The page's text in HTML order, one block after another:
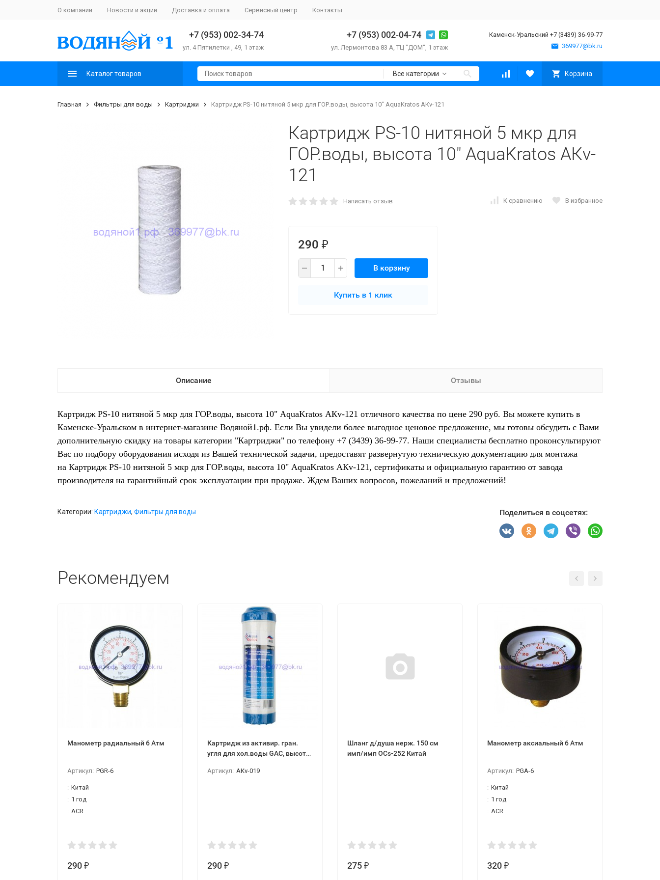
О компании Новости и акции Доставка и оплата Сервисный центр Контакты
+7 (953) 002-34-74
ул. 4 Пятилетки , 49, 1 этаж
+7 (953) 002-04-74
ул. Лермонтова 83 А, ТЦ "ДОМ", 1 этаж
Каменск-Уральский +7 (3439) 36-99-77
369977@bk.ru
Каталог товаров Все категории Корзина
Главная Фильтры для воды Картриджи Картридж PS-10 нитяной 5 мкр для ГОР.воды, высота 10" AquaKratos АКv-121
Картридж PS-10 нитяной 5 мкр для
ГОР.воды, высота 10" AquaKratos АКv-
121
Написать отзыв К сравнению В избранное
290 ₽
В корзину
Купить в 1 клик
Описание Отзывы
Картридж PS-10 нитяной 5 мкр для ГОР.воды, высота 10" AquaKratos АКv-121 отличного качества по цене 290 руб. Вы можете купить в
Каменске-Уральском в интернет-магазине Водяной1.рф. Если Вы увидели более выгодное ценовое предложение, мы готовы обсудить с Вами
дополнительную скидку на товары категории "Картриджи" по телефону +7 (3439) 36-99-77. Наши специалисты бесплатно проконсультируют
Вас по подбору оборудования исходя из Вашей технической задачи, предоставят развернутую техническую документацию для монтажа
на Картридж PS-10 нитяной 5 мкр для ГОР.воды, высота 10" AquaKratos АКv-121, сертификаты и официальную гарантию от завода
производителя на гарантийный срок эксплуатации при продаже. Ждем Ваших вопросов, пожеланий и предложений!
Категории: Картриджи, Фильтры для воды Поделиться в соцсетях:
Рекомендуем
Манометр радиальный 6 Атм
Артикул: PGR-6
: Китай
: 1 год
: ACR
290 ₽
Картридж из активир. гран.
угля для хол.воды GAC, высота
Артикул: АКv-019
290 ₽
Шланг д/душа нерж. 150 см
имп/имп OCs-252 Китай
275 ₽
Манометр аксиальный 6 Атм
Артикул: PGA-6
: Китай
: 1 год
: ACR
320 ₽